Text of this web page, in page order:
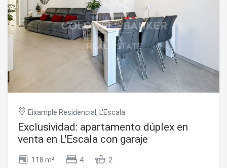
Eixample Residencial, L'Escala
Exclusividad: apartamento dúplex en
venta en L'Escala con garaje
118 m² 4 2